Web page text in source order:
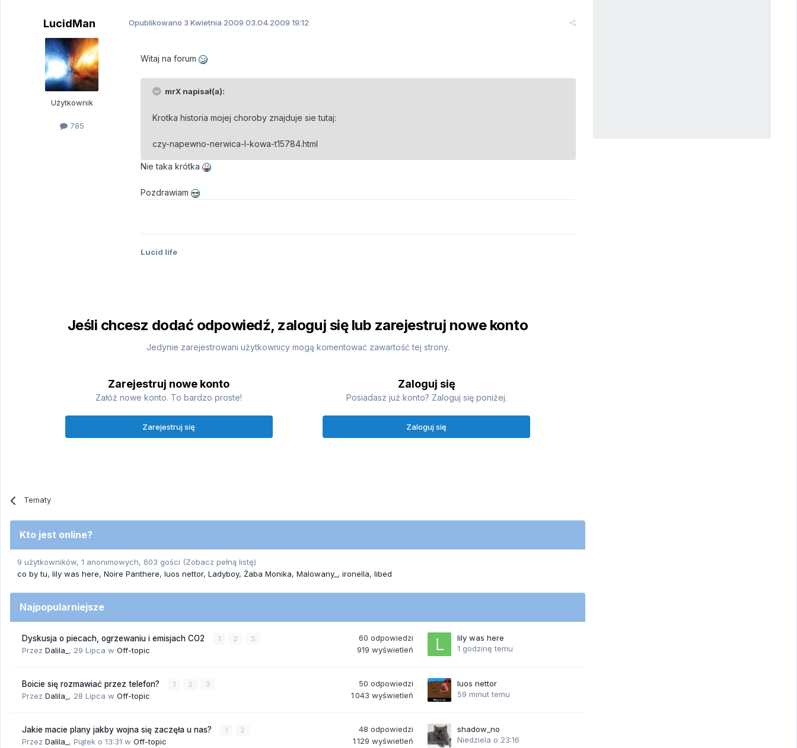
LucidMan
Użytkownik
785
Opublikowano 3 Kwietnia 2009 03.04.2009 19:12
Witaj na forum
mrX napisał(a):
Krotka historia mojej choroby znajduje sie tutaj:
czy-napewno-nerwica-l-kowa-t15784.html
Nie taka krótka
Pozdrawiam
Lucid life
Jeśli chcesz dodać odpowiedź, zaloguj się lub zarejestruj nowe konto
Jedynie zarejestrowani użytkownicy mogą komentować zawartość tej strony.
Zarejestruj nowe konto
Załóż nowe konto. To bardzo proste!
Zarejestruj się
Zaloguj się
Posiadasz już konto? Zaloguj się poniżej.
Zaloguj się
Tematy
Kto jest online?
9 użytkowników, 1 anonimowych, 603 gości (Zobacz pełną listę)
co by tu lily was here Noire Panthere luos nettor Ladyboy Żaba Monika Malowany_ ironella libed
Najpopularniejsze
Dyskusja o piecach, ogrzewaniu i emisjach CO2 1 2 3
Przez Dalila_ , 29 Lipca w Off-topic
60 odpowiedzi
919 wyświetleń
lily was here
1 godzinę temu
Boicie się rozmawiać przez telefon? 1 2 3
Przez Dalila_ , 28 Lipca w Off-topic
50 odpowiedzi
1 043 wyświetleń
luos nettor
59 minut temu
Jakie macie plany jakby wojna się zaczęła u nas? 1 2
Przez Dalila_ , Piątek o 13:31 w Off-topic
48 odpowiedzi
1 129 wyświetleń
shadow_no
Niedziela o 23:16